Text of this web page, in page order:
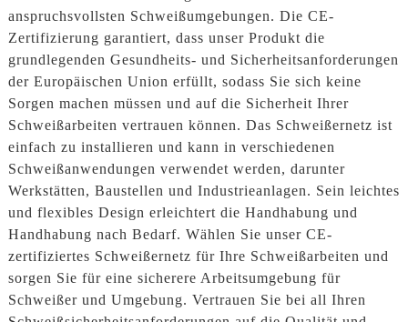
anspruchsvollsten Schweißumgebungen. Die CE-
Zertifizierung garantiert, dass unser Produkt die
grundlegenden Gesundheits- und Sicherheitsanforderungen
der Europäischen Union erfüllt, sodass Sie sich keine
Sorgen machen müssen und auf die Sicherheit Ihrer
Schweißarbeiten vertrauen können. Das Schweißernetz ist
einfach zu installieren und kann in verschiedenen
Schweißanwendungen verwendet werden, darunter
Werkstätten, Baustellen und Industrieanlagen. Sein leichtes
und flexibles Design erleichtert die Handhabung und
Handhabung nach Bedarf. Wählen Sie unser CE-
zertifiziertes Schweißernetz für Ihre Schweißarbeiten und
sorgen Sie für eine sicherere Arbeitsumgebung für
Schweißer und Umgebung. Vertrauen Sie bei all Ihren